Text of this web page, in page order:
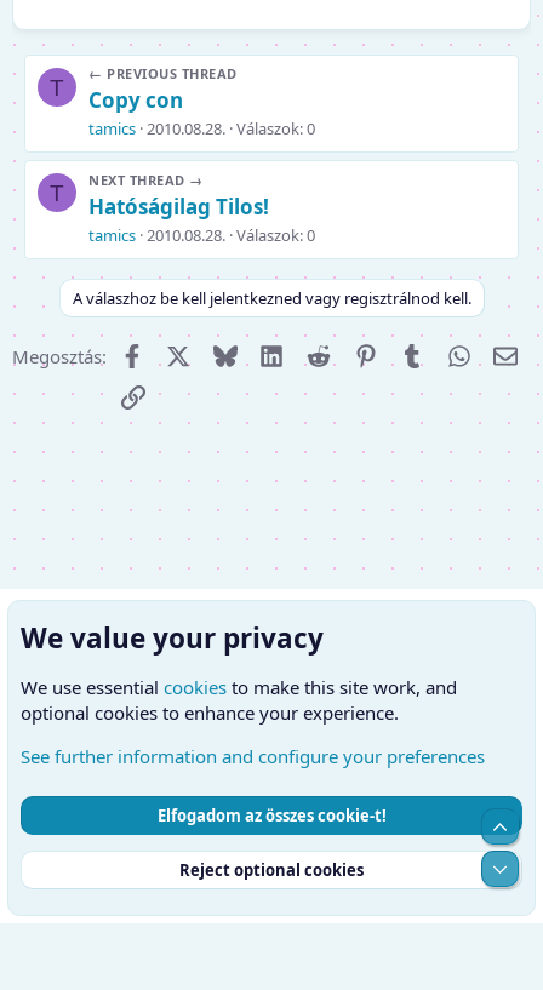
T
← PREVIOUS THREAD
Copy con
tamics 2010.08.28. Válaszok: 0
T
NEXT THREAD →
Hatóságilag Tilos!
tamics 2010.08.28. Válaszok: 0
A válaszhoz be kell jelentkezned vagy regisztrálnod kell.
Megosztás: FacebookX (Twitter)
Bluesky LinkedInReddit PinterestTumblr
E-
Link
Hungarian (HU)
Kapcsolatfelvétel
Feltételek és szabályok
Adatvédelmi szabályzat
Súgó
Kezdőlap
RSS
We value your privacy
We use essential cookies to make this site work, and
optional cookies to enhance your experience.
See further information and configure your preferences
Elfogadom az összes cookie-t!
Reject optional cookies
Top
Alul